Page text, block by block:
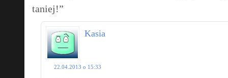
taniej!”
Kasia
22.04.2013 o 15:33